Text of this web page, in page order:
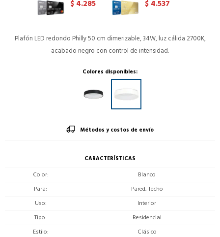
$ 4.285 $ 4.537
Plafón LED redondo Philly 50 cm dimerizable, 34W, luz cálida 2700K,
acabado negro con control de intensidad.
Colores disponibles:
Métodos y costos de envío
CARACTERÍSTICAS
Color
Blanco
Para
Pared, Techo
Uso
Interior
Tipo
Residencial
Estilo
Clásico